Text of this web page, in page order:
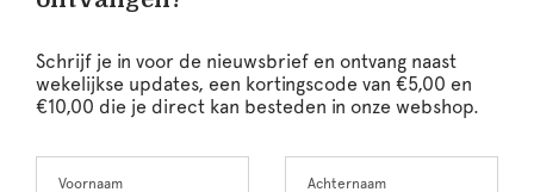
Schrijf je in voor de nieuwsbrief en ontvang naast
wekelijkse updates, een kortingscode van €5,00 en
€10,00 die je direct kan besteden in onze webshop.
this